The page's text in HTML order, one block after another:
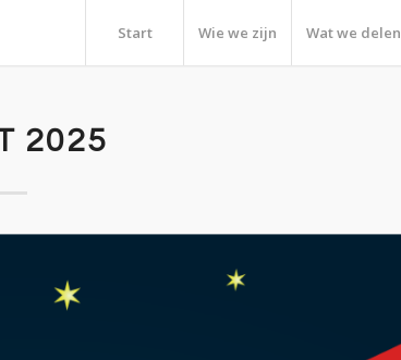
Start Wie we zijn Wat we delen
2025